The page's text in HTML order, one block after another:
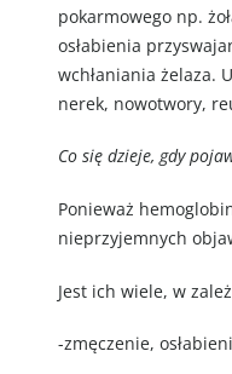
pokarmowego np.
osłabienia
wchłaniania żelaza.
nerek, nowotwory,
Co się dzieje, gdy
Ponieważ
nieprzyjemnych
Jest ich wiele, w
-zmęczenie,